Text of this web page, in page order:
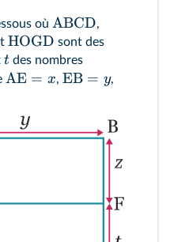
où ABCD,
HOGD sont des
tdes nombres
AE = x, EB = y,